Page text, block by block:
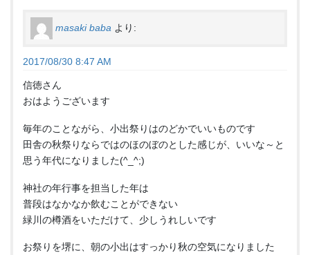
masaki baba より:
2017/08/30 8:47 AM
信徳さん
おはようございます
毎年のことながら、小出祭りはのどかでいいものです
田舎の秋祭りならではのほのぼのとした感じが、いいな～と
思う年代になりました(^_^;)
神社の年行事を担当した年は
普段はなかなか飲むことができない
緑川の樽酒をいただけて、少しうれしいです
お祭りを堺に、朝の小出はすっかり秋の空気になりました